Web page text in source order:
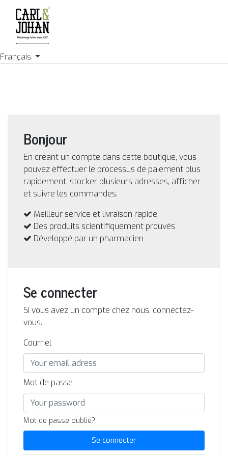
Français
Bonjour
En créant un compte dans cette boutique, vous
pouvez effectuer le processus de paiement plus
rapidement, stocker plusieurs adresses, afficher
et suivre les commandes.
Meilleur service et livraison rapide
Des produits scientifiquement prouvés
Développé par un pharmacien
Se connecter
Si vous avez un compte chez nous, connectez-
vous.
Courriel
Mot de passe
Mot de passe oublié?
Se connecter